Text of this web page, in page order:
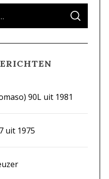
S
A
C
90L uit 1981
uit 1975